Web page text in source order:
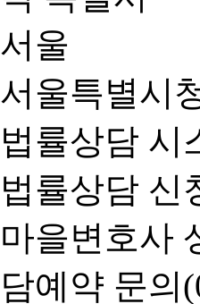
서울특별시
법률상담 시
법률상담 신
마을변호사
담예약 문의